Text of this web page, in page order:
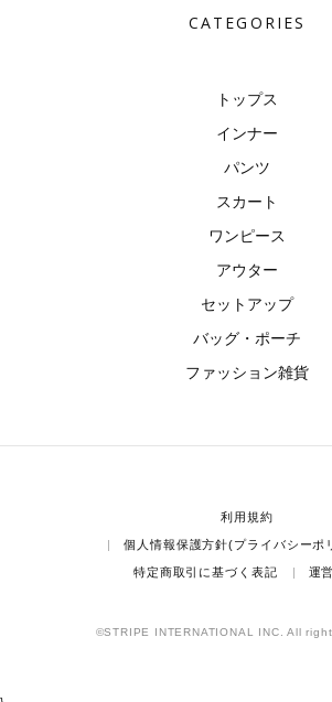
CATEGORIES
トップス
インナー
パンツ
スカート
ワンピース
アウター
セットアップ
バッグ・ポーチ
ファッション雑貨
利用規約
個人情報保護方針(プライバシーポ
特定商取引に基づく表記 運
©STRIPE INTERNATIONAL INC. All